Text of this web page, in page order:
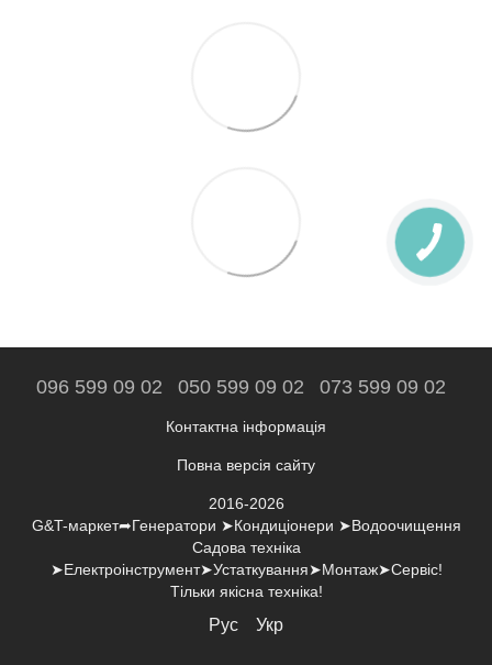
096 599 09 02 050 599 09 02 073 599 09 02
Контактна інформація
Повна версія сайту
2016-2026
G&T-маркет➦Генератори ➤Кондиціонери ➤Водоочищення
Садова техніка
➤Електроінструмент➤Устаткування➤Монтаж➤Сервіс!
Тільки якісна техніка!
Рус Укр